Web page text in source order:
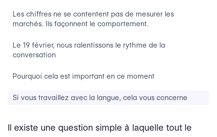
Les chiffres ne se contentent pas de mesurer les
marchés. Ils façonnent le comportement.
Le 19 février, nous ralentissons le rythme de la
conversation
Pourquoi cela est important en ce moment
Si vous travaillez avec la langue, cela vous concerne
Il existe une question simple à laquelle tout le